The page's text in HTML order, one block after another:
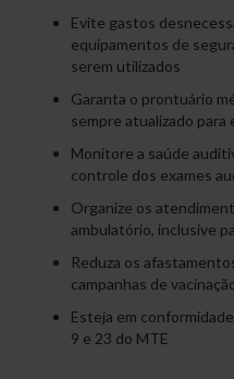
Evite gastos
equipamentos de
serem utilizados
Garanta o prontuário
sempre atualizado
Monitore a saúde
controle dos exames
Organize os
ambulatório, inclusive
Reduza os
campanhas de
Esteja em
9 e 23 do MTE